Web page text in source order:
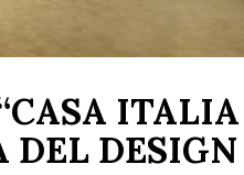
ITALIA
DEL DESIGN